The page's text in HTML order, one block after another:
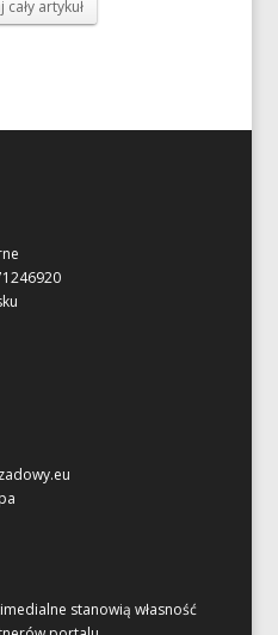
cały artykuł
stanowią własność